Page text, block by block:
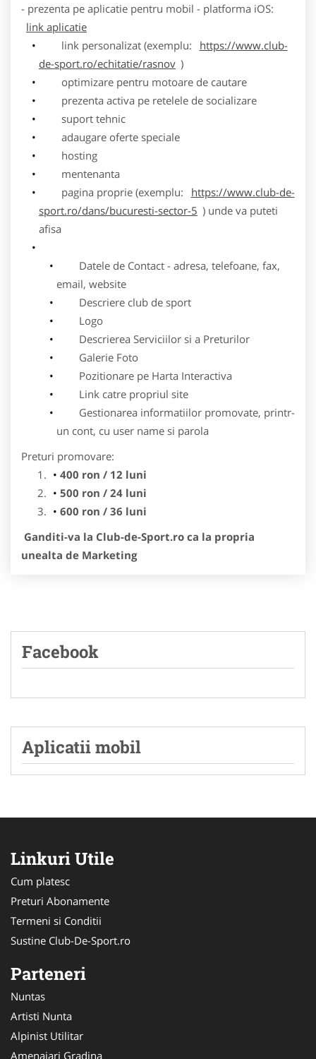
- prezenta pe aplicatie pentru mobil - platforma iOS:
link aplicatie
link personalizat (exemplu:
https://www.club-
de-sport.ro/echitatie/rasnov )
optimizare pentru motoare de cautare
prezenta activa pe retelele de socializare
suport tehnic
adaugare oferte speciale
hosting
mentenanta
pagina proprie (exemplu:
https://www.club-de-
sport.ro/dans/bucuresti-sector-5 ) unde va puteti
afisa
Datele de Contact - adresa, telefoane, fax,
email, website
Descriere club de sport
Logo
Descrierea Serviciilor si a Preturilor
Galerie Foto
Pozitionare pe Harta Interactiva
Link catre propriul site
Gestionarea informatiilor promovate, printr-
un cont, cu user name si parola
Preturi promovare:
400 ron / 12 luni
500 ron / 24 luni
600 ron / 36 luni
Ganditi-va la Club-de-Sport.ro ca la propria
unealta de Marketing
Facebook
Aplicatii mobil
Linkuri Utile
Cum platesc
Preturi Abonamente
Termeni si Conditii
Sustine Club-De-Sport.ro
Parteneri
Nuntas
Artisti Nunta
Alpinist Utilitar
Amenajari Gradina